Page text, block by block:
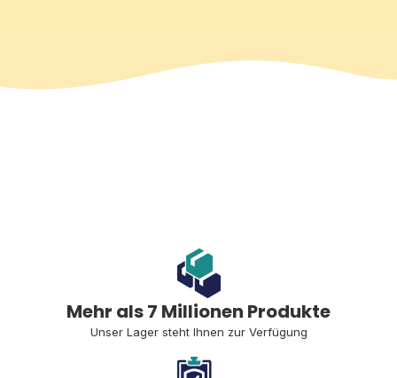
Mehr als 7 Millionen Produkte
Unser Lager steht Ihnen zur Verfügung